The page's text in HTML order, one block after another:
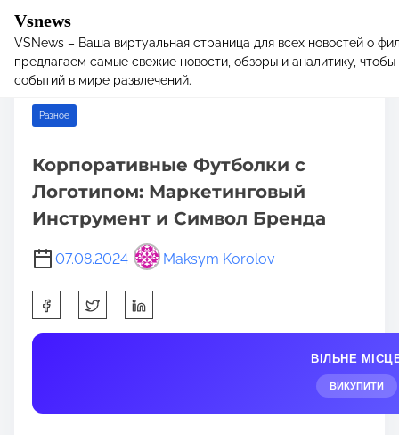
Vsnews
VSNews – Ваша виртуальная страница для всех новостей о
предлагаем самые свежие новости, обзоры и аналитику,
событий в мире развлечений.
Home/Разное/ Корпоративные Футболки с Логотипом:
Маркетинговый Инструмент и Символ Бренда
Разное
Корпоративные Футболки с
Логотипом: Маркетинговый
Инструмент и Символ Бренда
07.08.2024 Maksym Korolov
h
a
t
ВІЛЬНЕ
ВИКУПИТИ